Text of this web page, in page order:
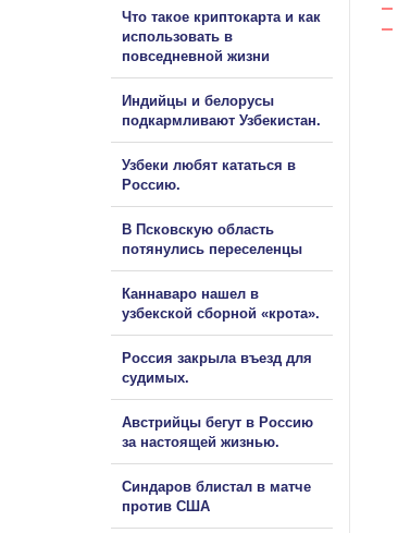
Что такое криптокарта и как
использовать в
повседневной жизни
Индийцы и белорусы
подкармливают Узбекистан.
Узбеки любят кататься в
Россию.
В Псковскую область
потянулись переселенцы
Каннаваро нашел в
узбекской сборной «крота».
Россия закрыла въезд для
судимых.
Австрийцы бегут в Россию
за настоящей жизнью.
Синдаров блистал в матче
против США